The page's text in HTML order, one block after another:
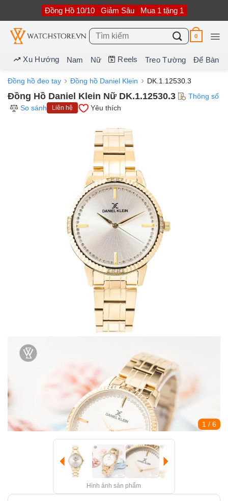
nội
dung
Đồng Hồ 10/10 Giảm Sâu Mua 1 tặng 1
Tìm
kiếm:
0
Xu Hướng Nam Nữ Reels Treo Tường Để Bàn
Đồng hồ đeo tay Đồng hồ Daniel Klein DK.1.12530.3
Đồng Hồ Daniel Klein Nữ DK.1.12530.3
Thông số
So sánh
Liên hệ Yêu thích
1 / 6
Hình ảnh sản phẩm